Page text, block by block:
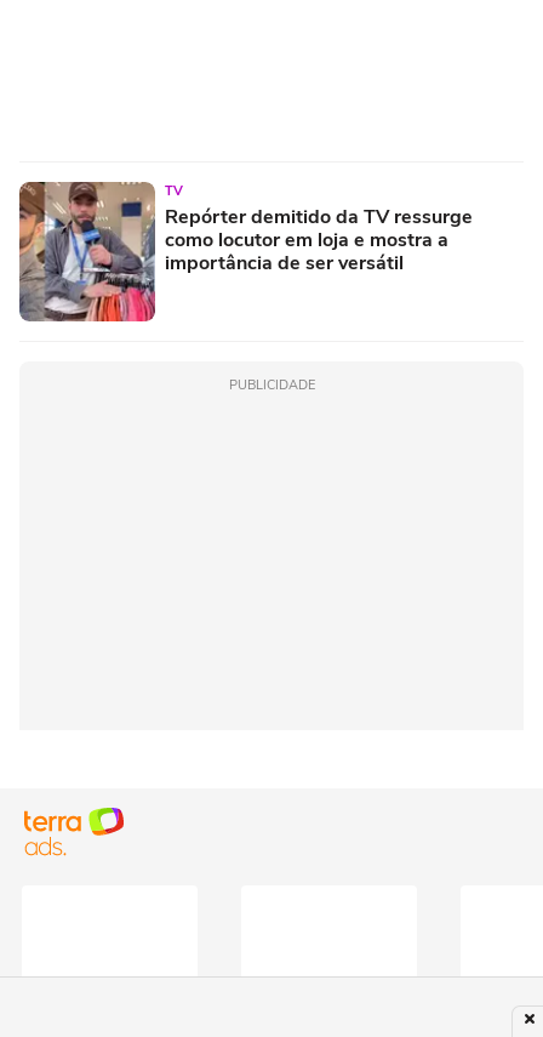
TV
Repórter demitido da TV ressurge
como locutor em loja e mostra a
importância de ser versátil
PUBLICIDADE